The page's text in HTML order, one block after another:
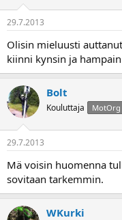
29.7.2013
Olisin mieluusti
kiinni kynsin ja
Bolt
Kouluttaja MotOrg
29.7.2013
Mä voisin huomenna
sovitaan tarkemmin.
WKurki